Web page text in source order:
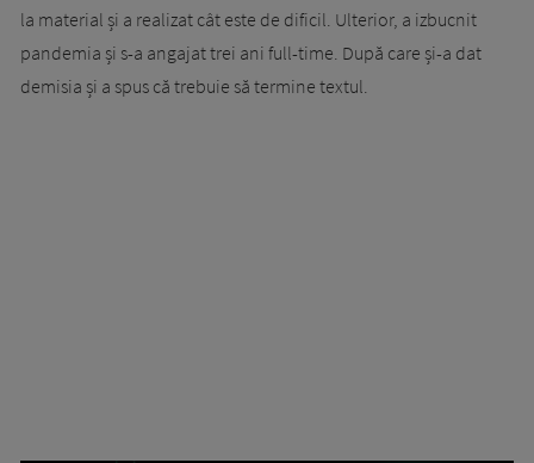
la material și a realizat cât este de dificil. Ulterior, a izbucnit
pandemia și s-a angajat trei ani full-time. După care și-a dat
demisia și a spus că trebuie să termine textul.